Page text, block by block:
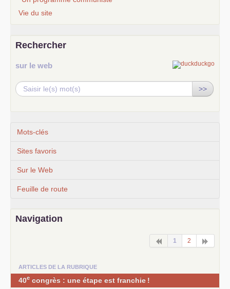
Vie du site
Rechercher
sur le web
>>
Mots-clés
Sites favoris
Sur le Web
Feuille de route
Navigation
1 2
ARTICLES DE LA RUBRIQUE
40e congrès : une étape est franchie !